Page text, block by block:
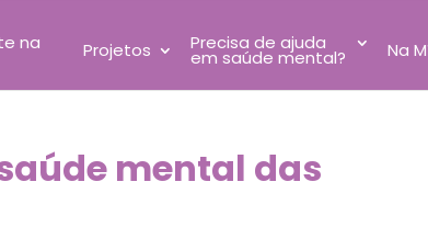
na Projetos Precisa de ajuda
em saúde mental? Na
mental das